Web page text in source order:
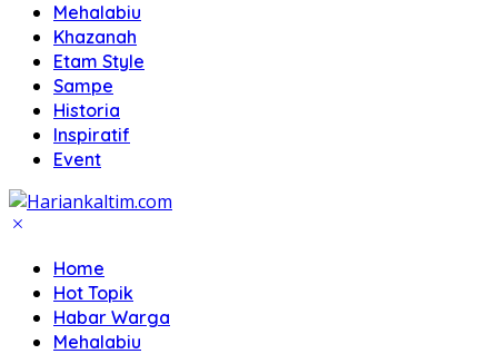
Mehalabiu
Khazanah
Etam Style
Sampe
Historia
Inspiratif
Event
Home
Hot Topik
Habar Warga
Mehalabiu